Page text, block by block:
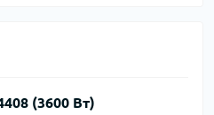
(3600 Вт)